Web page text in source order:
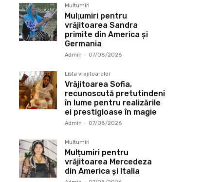
Multumiri
Mulţumiri pentru
vrăjitoarea Sandra
primite din America și
Germania
Admin - 07/08/2026
Lista vrajitoarelor
Vrăjitoarea Sofia,
recunoscută pretutindeni
în lume pentru realizările
ei prestigioase în magie
Admin - 07/08/2026
Multumiri
Mulțumiri pentru
vrăjitoarea Mercedeza
din America și Italia